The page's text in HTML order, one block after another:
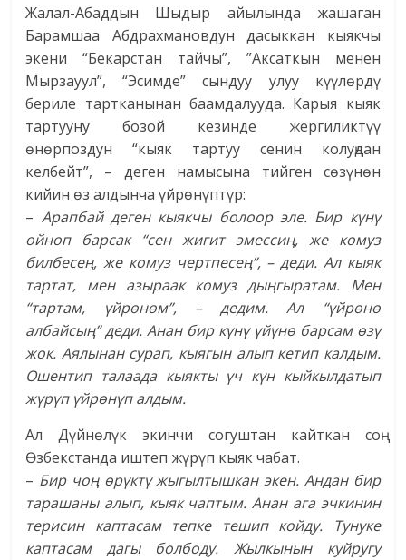
Жалал-Абаддын Шыдыр айылында жашаган
Барамшаа Абдрахмановдун дасыккан кыякчы
экени “Бекарстан тайчы”, ”Аксаткын менен
Мырзауул”, “Эсимде” сындуу улуу күүлөрдү
бериле тартканынан баамдалууда. Карыя кыяк
тартууну бозой кезинде жергиликтүү
өнөрпоздун “кыяк тартуу сенин колуңдан
келбейт”, – деген намысына тийген сөзүнөн
кийин өз алдынча үйрөнүптүр:
– Арапбай деген кыякчы болоор эле. Бир күнү
ойноп барсак “сен жигит эмессиң, же комуз
билбесең, же комуз чертпесең”, – деди. Ал кыяк
тартат, мен азыраак комуз дыңгыратам. Мен
“тартам, үйрөнөм”, – дедим. Ал “үйрөнө
албайсың” деди. Анан бир күнү үйүнө барсам өзү
жок. Аялынан сурап, кыягын алып кетип калдым.
Ошентип талаада кыякты үч күн кыйкылдатып
жүрүп үйрөнүп алдым.
Ал Дүйнөлүк экинчи согуштан кайткан соң
Өзбекстанда иштеп жүрүп кыяк чабат.
– Бир чоң өрүктү жыгылтышкан экен. Андан бир
тарашаны алып, кыяк чаптым. Анан ага эчкинин
терисин каптасам тепке тешип койду. Тунуке
каптасам дагы болбоду. Жылкынын куйругу